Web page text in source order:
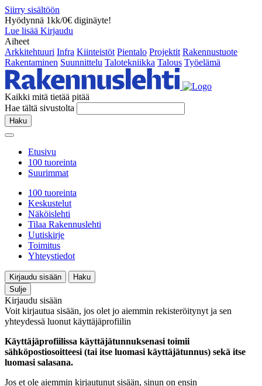
Siirry sisältöön
Hyödynnä 1kk/0€ diginäyte!
Lue lisää Kirjaudu
Aiheet
Arkkitehtuuri Infra Kiinteistöt Pientalo Projektit Rakennustuote
Rakentaminen Suunnittelu Talotekniikka Talous Työelämä
Kaikki mitä tietää pitää
Hae tältä sivustolta
Haku
Etusivu
100 tuoreinta
Suurimmat
100 tuoreinta
Keskustelut
Näköislehti
Tilaa Rakennuslehti
Uutiskirje
Toimitus
Yhteystiedot
Kirjaudu sisään
Haku
Sulje
Kirjaudu sisään
Voit kirjautua sisään, jos olet jo aiemmin rekisteröitynyt ja sen
yhteydessä luonut käyttäjäprofiilin
Käyttäjäprofiilissa käyttäjätunnuksenasi toimii
sähköpostiosoitteesi (tai itse luomasi käyttäjätunnus) sekä itse
luomasi salasana.
Jos et ole aiemmin kirjautunut sisään, sinun on ensin